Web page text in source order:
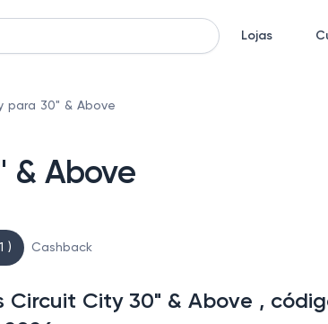
Lojas
para 30" & Above
& Above
) Cashback
Circuit City 30" & Above ,